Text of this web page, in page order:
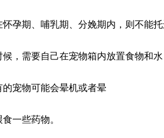
孕期、哺乳期、分娩期内，则不能
候，需要自己在宠物箱内放置食物和
的宠物可能会晕机或者晕
一些药物。